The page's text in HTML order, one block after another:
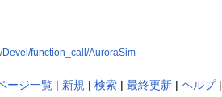
function_call/AuroraSim
ージ一覧| 新規 | 検索| 最終更新| ヘルプ|